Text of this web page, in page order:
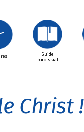
Guide
paroissial
Christ !